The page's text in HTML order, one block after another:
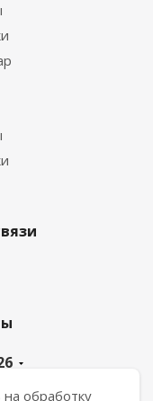
на обработку